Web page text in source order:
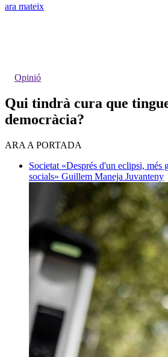
ara mateix
Opinió
Qui tindrà cura que
democràcia?
ARA A PORTADA
Societat «Després d'un eclipsi, més
socials» Guillem Maneja Juvanteny